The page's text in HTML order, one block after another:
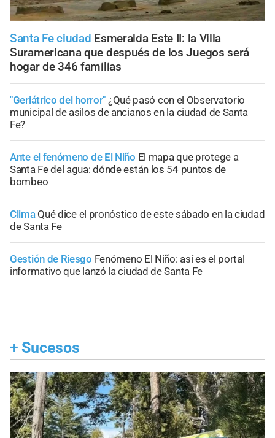
Santa Fe ciudad Esmeralda Este II: la Villa
Suramericana que después de los Juegos será
hogar de 346 familias
"Geriátrico del horror" ¿Qué pasó con el Observatorio
municipal de asilos de ancianos en la ciudad de Santa
Fe?
Ante el fenómeno de El Niño El mapa que protege a
Santa Fe del agua: dónde están los 54 puntos de
bombeo
Clima Qué dice el pronóstico de este sábado en la ciudad
de Santa Fe
Gestión de Riesgo Fenómeno El Niño: así es el portal
informativo que lanzó la ciudad de Santa Fe
+ Sucesos